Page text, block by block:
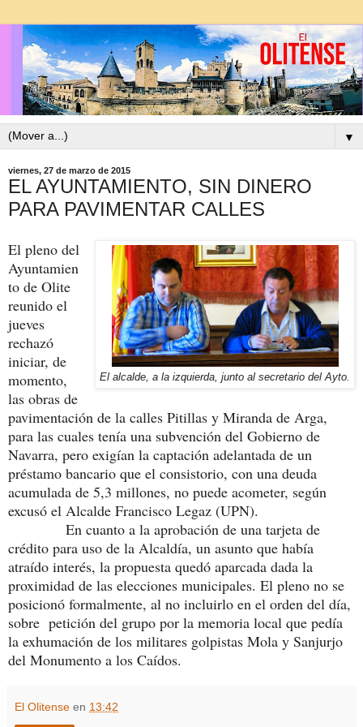
▼
viernes, 27 de marzo de 2015
EL AYUNTAMIENTO, SIN DINERO
PARA PAVIMENTAR CALLES
El alcalde, a la izquierda, junto al secretario del Ayto.
El pleno del
Ayuntamien
to de Olite
reunido el
jueves
rechazó
iniciar, de
momento,
las obras de
pavimentación de la calles Pitillas y Miranda de Arga,
para las cuales tenía una subvención del Gobierno de
Navarra, pero exigían la captación adelantada de un
préstamo bancario que el consistorio, con una deuda
acumulada de 5,3 millones, no puede acometer, según
excusó el Alcalde Francisco Legaz (UPN).
En cuanto a la aprobación de una tarjeta de
crédito para uso de la Alcaldía, un asunto que había
atraído interés, la propuesta quedó aparcada dada la
proximidad de las elecciones municipales. El pleno no se
posicionó formalmente, al no incluirlo en el orden del día,
sobre petición del grupo por la memoria local que pedía
la exhumación de los militares golpistas Mola y Sanjurjo
del Monumento a los Caídos.
El Olitense en 13:42